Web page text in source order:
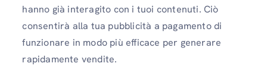
hanno già interagito con i tuoi contenuti. Ciò
consentirà alla tua pubblicità a pagamento di
funzionare in modo più efficace per generare
rapidamente vendite.